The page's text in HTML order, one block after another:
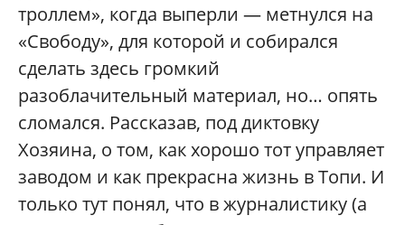
троллем», когда выперли — метнулся на
«Свободу», для которой и собирался
сделать здесь громкий
разоблачительный материал, но… опять
сломался. Рассказав, под диктовку
Хозяина, о том, как хорошо тот управляет
заводом и как прекрасна жизнь в Топи. И
только тут понял, что в журналистику (а